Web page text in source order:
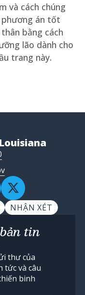
và cách chúng
án tốt
bằng cách
lão dành cho
trang này.
NHẬN XÉT
tin
thư của
tức và câu
binh